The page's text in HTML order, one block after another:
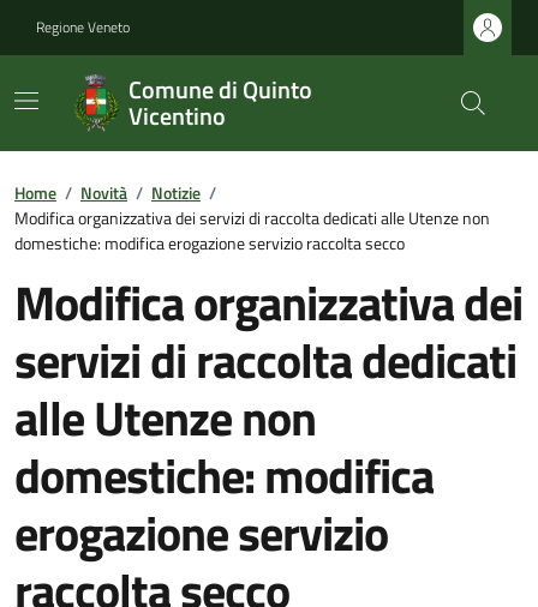
Regione Veneto
Comune di Quinto
Vicentino
Home / Novità / Notizie /
Modifica organizzativa dei servizi di raccolta dedicati alle Utenze non
domestiche: modifica erogazione servizio raccolta secco
Modifica organizzativa dei
servizi di raccolta dedicati
alle Utenze non
domestiche: modifica
erogazione servizio
raccolta secco